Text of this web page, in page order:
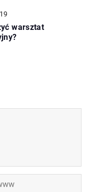
warsztat